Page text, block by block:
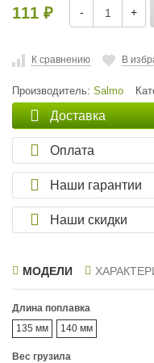
111 ₽ - +
К сравнению В
Производитель: Salmo
Доставка
Оплата
Наши гарантии
Наши скидки
МОДЕЛИ
Длина поплавка
135 мм
140 мм
Вес грузила